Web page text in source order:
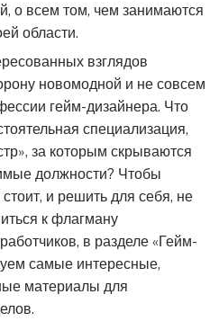
о всем том, чем занимаются
области.
взглядов
новомодной и не совсем
гейм-дизайнера. Что
специализация,
за которым скрываются
должности? Чтобы
стоит, и решить для себя, не
к флагману
в разделе «Гейм-
самые интересные,
материалы для